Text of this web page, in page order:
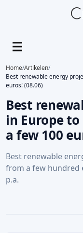
Home/Artikelen/
Best renewable energy
euros! (08.06)
Best
in Europe
a few 100
Best renewable
from a few hundred
p.a.